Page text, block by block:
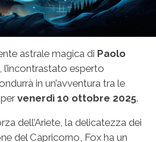
astrale magica di Paolo
l’incontrastato esperto
in un’avventura tra le
venerdì 10 ottobre 2025.
dell’Ariete, la delicatezza dei
del Capricorno, Fox ha un